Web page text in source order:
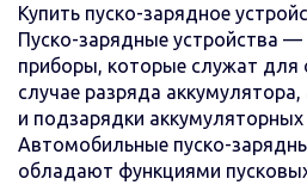
Купить пуско-зарядное
Пуско-зарядные устройства —
приборы, которые служат для
случае разряда
и подзарядки аккумуляторных
Автомобильные пуско-
обладают функциями